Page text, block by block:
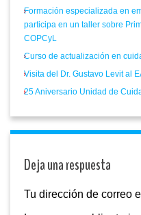
Formación especializada en
participa en un taller sobre
COPCyL
Curso de actualización en
Visita del Dr. Gustavo Levit al
25 Aniversario Unidad de
Deja una respuesta
Tu dirección de correo